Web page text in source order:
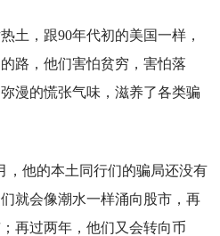
土，跟90年代初的美国一样，
路，他们害怕贫穷，害怕落
漫的慌张气味，滋养了各类骗
，他的本土同行们的骗局还没有
就会像潮水一样涌向股市，再
再过两年，他们又会转向币